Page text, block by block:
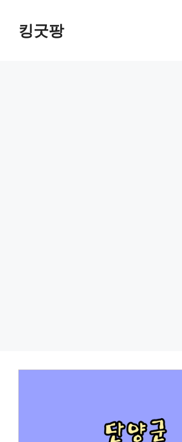
content킹굿팡